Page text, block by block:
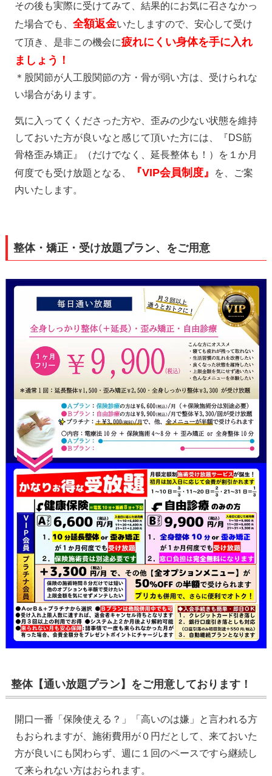
その後も実際に受けてみて、結果的にお気に召さなかっ
た場合でも、 全額返金いたしますので、安心して受け
て頂き、是非この機会に疲れにくい身体を手に入れ
ましょう！
＊股関節が人工股関節の方・骨が弱い方は、受けられな
い場合があります。
気に入ってくくださった方や、歪みの少ない状態を維持
しておいた方が良いなと感じて頂いた方には、『DS筋
骨格歪み矯正』（だけでなく、延長整体も！）を１か月
何度でも受け放題となる、
『VIP会員制度』
を、ご案
内いたします。
整体・矯正・受け放題プラン、をご用意
整体【通い放題プラン】をご用意しております！
開口一番「保険使える？」「高いのは嫌」と言われる方
もおられますが、施術費用が０円だとして、来ておいた
方が良いにも関わらず、週に１回のペースですら継続し
て来られない方はおられます。